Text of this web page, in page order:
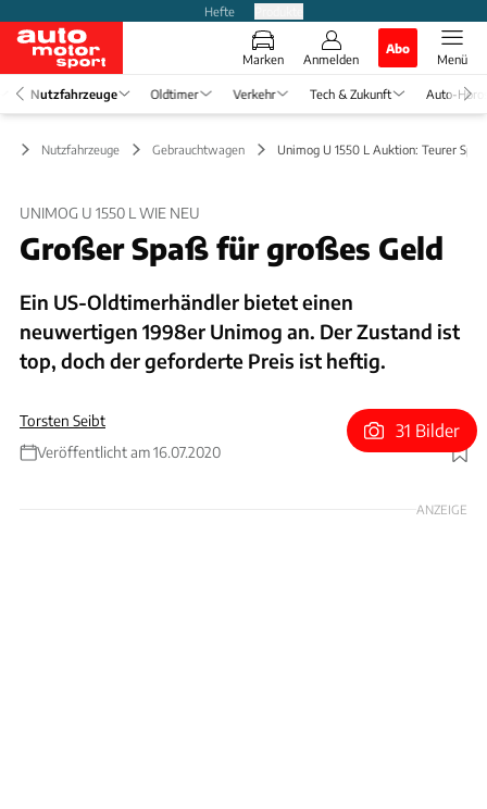
Hefte
Marken Anmelden
Abo
Menü
Nutzfahrzeuge Oldtimer Verkehr Tech & Zukunft Auto-
Nutzfahrzeuge Gebrauchtwagen Unimog U 1550 L Auktion: Teurer Spaß
UNIMOG U 1550 L WIE NEU
Großer Spaß für großes Geld
Ein US-Oldtimerhändler bietet einen
neuwertigen 1998er Unimog an. Der Zustand ist
top, doch der geforderte Preis ist heftig.
Torsten Seibt
Veröffentlicht am 16.07.2020
Foto: LBI Limited
31 Bilder
ANZEIGE